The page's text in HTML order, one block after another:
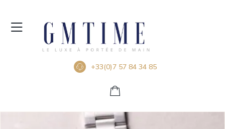
+33(0)7 57 84 34 85